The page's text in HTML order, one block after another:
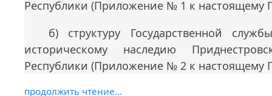
Республики (Приложение № 1 к настоящему
б) структуру Государственной
историческому наследию
Республики (Приложение № 2 к настоящему
продолжить чтение...